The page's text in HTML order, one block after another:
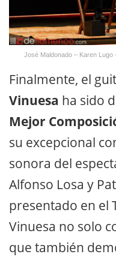
José Maldonado – Karen
Finalmente, el
Vinuesa ha sido
Mejor
su excepcional
sonora del
Alfonso Losa y
presentado en el
Vinuesa no solo
que también